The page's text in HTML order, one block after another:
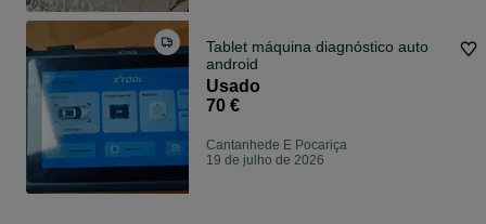
Tablet máquina diagnóstico auto
android
Usado
70 €
Cantanhede E Pocariça
19 de julho de 2026